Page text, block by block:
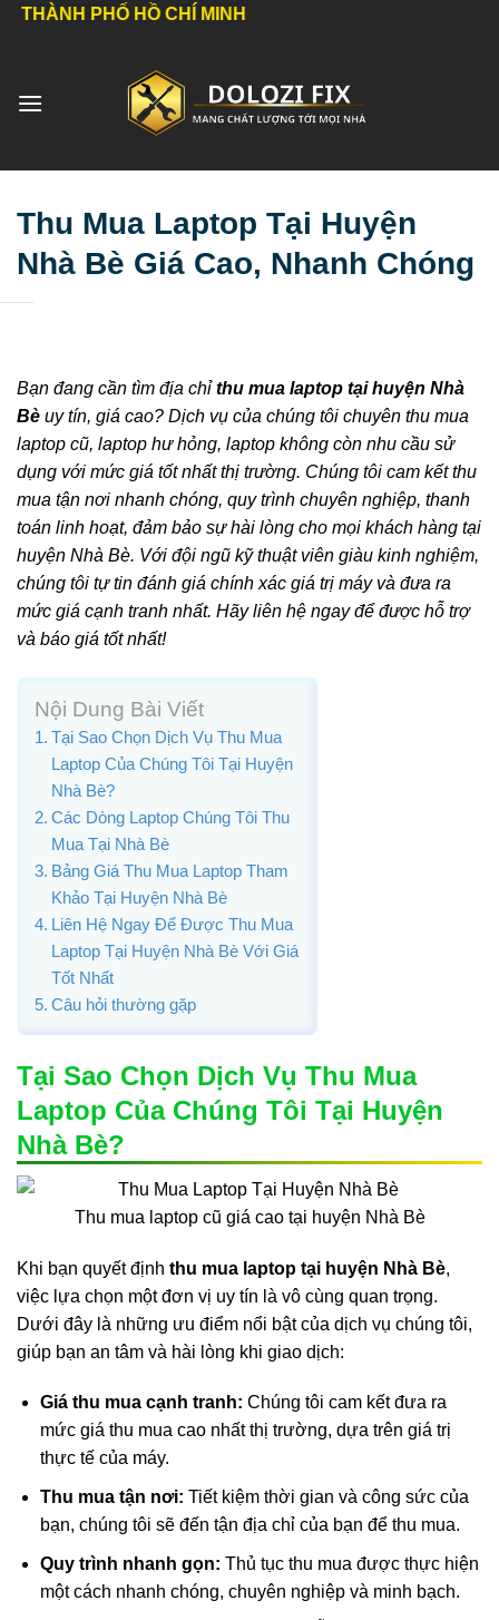
dung
HỒ CHÍ MINH
Thu Mua Laptop Tại Huyện
Nhà Bè Giá Cao, Nhanh Chóng
Bạn đang cần tìm địa chỉthu mua laptop tại huyện Nhà
Bè uy tín, giá cao? Dịch vụ của chúng tôi chuyên thu mua
laptop cũ, laptop hư hỏng, laptop không còn nhu cầu sử
dụng với mức giá tốt nhất thị trường. Chúng tôi cam kết thu
mua tận nơi nhanh chóng, quy trình chuyên nghiệp, thanh
toán linh hoạt, đảm bảo sự hài lòng cho mọi khách hàng tại
huyện Nhà Bè. Với đội ngũ kỹ thuật viên giàu kinh nghiệm,
chúng tôi tự tin đánh giá chính xác giá trị máy và đưa ra
mức giá cạnh tranh nhất. Hãy liên hệ ngay để được hỗ trợ
và báo giá tốt nhất!
Nội Dung Bài Viết
Tại Sao Chọn Dịch Vụ Thu Mua
Laptop Của Chúng Tôi Tại Huyện
Nhà Bè?
Các Dòng Laptop Chúng Tôi Thu
Mua Tại Nhà Bè
Bảng Giá Thu Mua Laptop Tham
Khảo Tại Huyện Nhà Bè
Liên Hệ Ngay Để Được Thu Mua
Laptop Tại Huyện Nhà Bè Với Giá
Tốt Nhất
Câu hỏi thường gặp
Tại Sao Chọn Dịch Vụ Thu Mua
Laptop Của Chúng Tôi Tại Huyện
Nhà Bè?
Thu mua laptop cũ giá cao tại huyện Nhà Bè
Khi bạn quyết định thu mua laptop tại huyện Nhà Bè,
việc lựa chọn một đơn vị uy tín là vô cùng quan trọng.
Dưới đây là những ưu điểm nổi bật của dịch vụ chúng tôi,
giúp bạn an tâm và hài lòng khi giao dịch:
Giá thu mua cạnh tranh: Chúng tôi cam kết đưa ra
mức giá thu mua cao nhất thị trường, dựa trên giá trị
thực tế của máy.
Thu mua tận nơi: Tiết kiệm thời gian và công sức của
bạn, chúng tôi sẽ đến tận địa chỉ của bạn để thu mua.
Quy trình nhanh gọn: Thủ tục thu mua được thực hiện
một cách nhanh chóng, chuyên nghiệp và minh bạch.